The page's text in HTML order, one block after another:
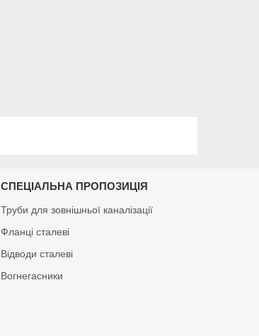
СПЕЦІАЛЬНА ПРОПОЗИЦІЯ
Труби для зовнішньої каналізації
Фланці сталеві
Відводи сталеві
Вогнегасники